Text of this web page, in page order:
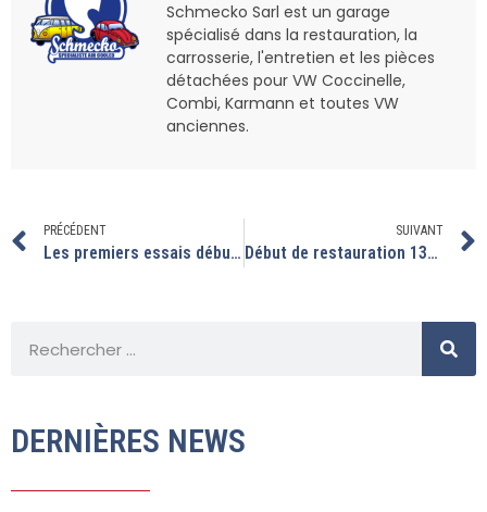
Schmecko Sarl est un garage
spécialisé dans la restauration, la
carrosserie, l'entretien et les pièces
détachées pour VW Coccinelle,
Combi, Karmann et toutes VW
anciennes.
PRÉCÉDENT
Les premiers essais débutent sur ce T2B full restauré
SUIVANT
Début de restauration 1303 cabriolet
DERNIÈRES NEWS